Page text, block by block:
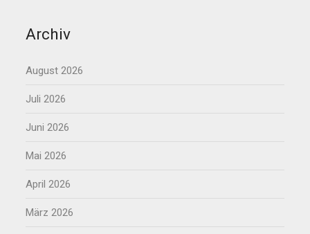
Archiv
August 2026
Juli 2026
Juni 2026
Mai 2026
April 2026
März 2026